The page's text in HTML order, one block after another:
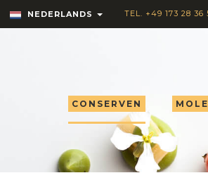
NEDERLANDS TEL. +49 173 28 36
CONSERVEN